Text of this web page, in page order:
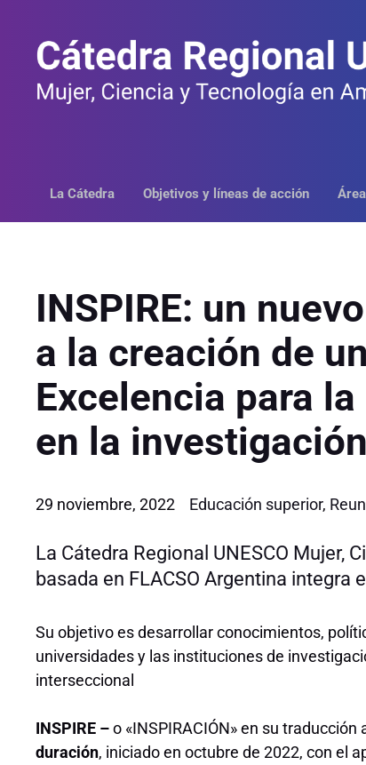
contenido
La Cátedra Objetivos y líneas de acción
INSPIRE: un
a la creación de
Excelencia para
en la
29 noviembre, 2022 Educación superior,
La Cátedra Regional UNESCO Mujer,
basada en FLACSO Argentina integra
Su objetivo es desarrollar conocimientos,
universidades y las instituciones de
interseccional
INSPIRE –o «INSPIRACIÓN» en su
duración, iniciado en octubre de 2022, con el